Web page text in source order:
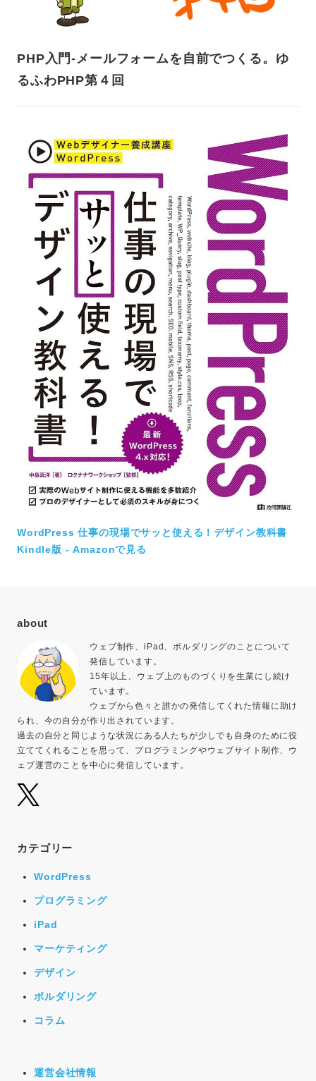
PHP入門-メールフォームを自前でつくる。ゆ
るふわPHP第４回
WordPress 仕事の現場でサッと使える！デザイン教科書
Kindle版 - Amazonで見る
about
ウェブ制作、iPad、ボルダリングのことについて
発信しています。
15年以上、ウェブ上のものづくりを生業にし続け
ています。
ウェブから色々と誰かの発信してくれた情報に助け
られ、今の自分が作り出されています。
過去の自分と同じような状況にある人たちが少しでも自身のために役
立ててくれることを思って、プログラミングやウェブサイト制作、ウ
ェブ運営のことを中心に発信しています。
カテゴリー
WordPress
プログラミング
iPad
マーケティング
デザイン
ボルダリング
コラム
運営会社情報